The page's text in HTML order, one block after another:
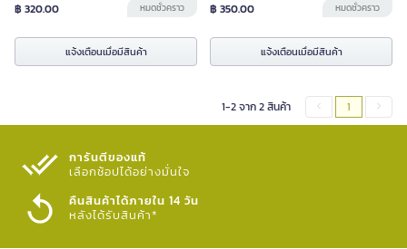
฿ 320.00 หมดชั่วคราว
แจ้งเตือนเมื่อมีสินค้า
฿ 350.00 หมดชั่วคราว
แจ้งเตือนเมื่อมีสินค้า
1-2 จาก 2 สินค้า 1
การันตีของแท้
เลือกช้อปได้อย่างมั่นใจ​
คืนสินค้าได้ภายใน 14 วัน
หลังได้รับสินค้า*